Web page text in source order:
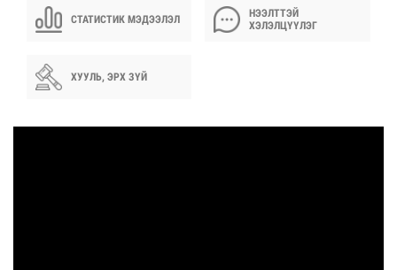
СТАТИСТИК МЭДЭЭЛЭЛ
НЭЭЛТТЭЙ
ХЭЛЭЛЦҮҮЛЭГ
ХУУЛЬ, ЭРХ ЗҮЙ